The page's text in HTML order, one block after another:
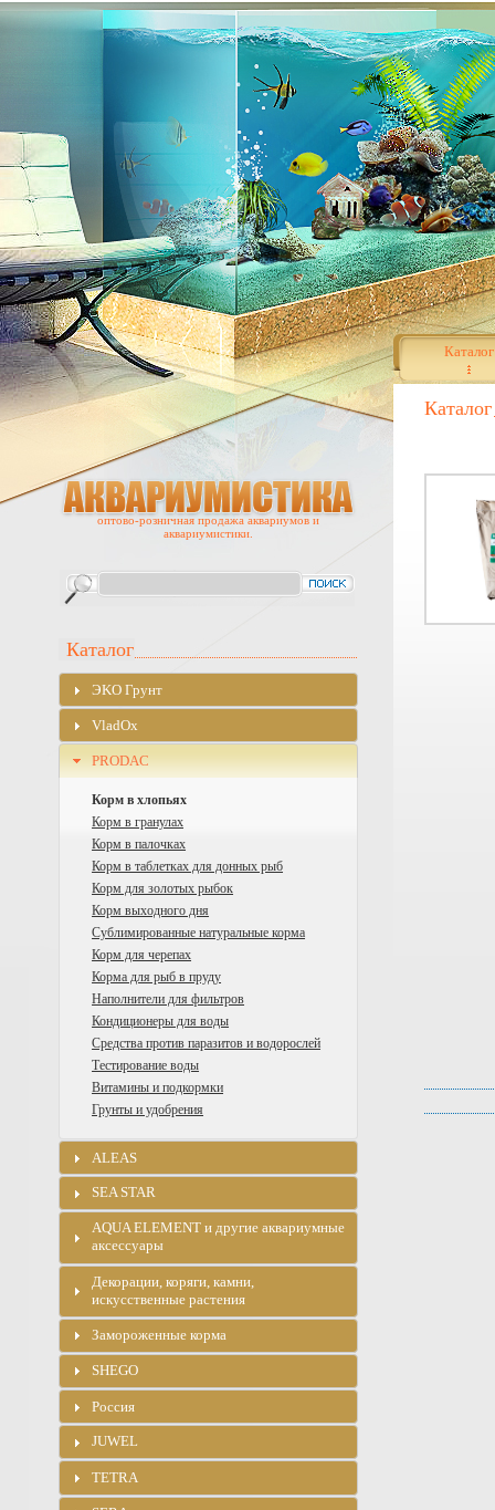
Каталог
Каталог
оптово-розничная продажа аквариумов и
аквариумистики.
Каталог
ЭKO Грунт
VladOx
PRODAC
Корм в хлопьях
Корм в гранулах
Корм в палочках
Корм в таблетках для донных рыб
Корм для золотых рыбок
Корм выходного дня
Сублимированные натуральные корма
Корм для черепах
Корма для рыб в пруду
Наполнители для фильтров
Кондиционеры для воды
Средства против паразитов и водорослей
Тестирование воды
Витамины и подкормки
Грунты и удобрения
ALEAS
SEA STAR
AQUA ELEMENT и другие аквариумные
аксессуары
Декорации, коряги, камни,
искусственные растения
Замороженные корма
SHEGO
Россия
JUWEL
TETRA